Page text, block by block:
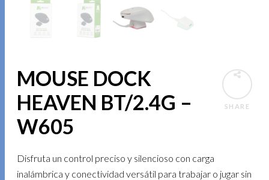
SHARE
MOUSE DOCK
HEAVEN BT/2.4G –
W605
Disfruta un control preciso y silencioso con carga
inalámbrica y conectividad versátil para trabajar o jugar sin